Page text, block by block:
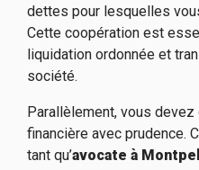
dettes pour lesquelles
Cette coopération est
liquidation ordonnée et
société.
Parallèlement, vous
financière avec prudence.
tant qu’avocate à